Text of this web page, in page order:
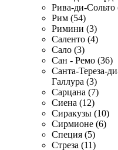
Рива-ди-Сольто
Рим (54)
Римини (3)
Саленто (4)
Сало (3)
Сан - Ремо (36)
Санта-Тереза-
Галлура (3)
Сарцана (7)
Сиена (12)
Сиракузы (10)
Сирмионе (6)
Специя (5)
Стреза (11)